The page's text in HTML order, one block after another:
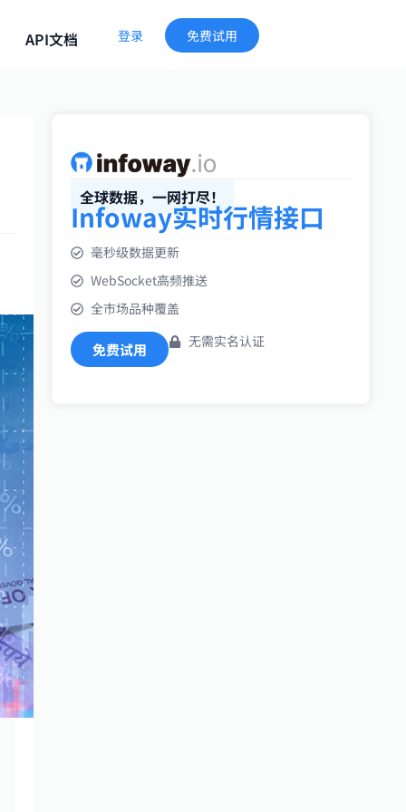
API文档 登录 免费试用
全球数据，一网打尽！
Infoway实时行情接口
毫秒级数据更新
WebSocket高频推送
全市场品种覆盖
免费试用 无需实名认证